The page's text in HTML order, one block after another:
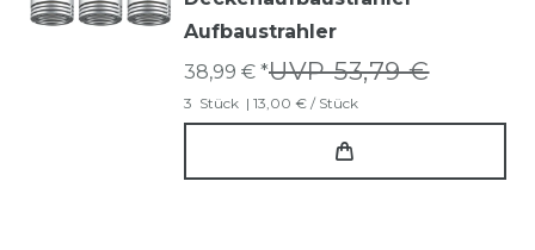
Aufbaustrahler
UVP 53,79 €
38,99 € *
3 Stück | 13,00 € / Stück